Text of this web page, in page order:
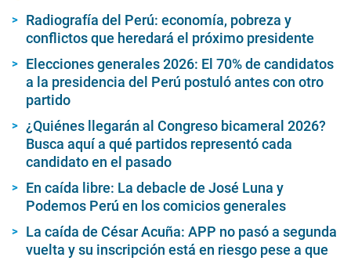
Radiografía del Perú: economía, pobreza y
conflictos que heredará el próximo presidente
Elecciones generales 2026: El 70% de candidatos
a la presidencia del Perú postuló antes con otro
partido
¿Quiénes llegarán al Congreso bicameral 2026?
Busca aquí a qué partidos representó cada
candidato en el pasado
En caída libre: La debacle de José Luna y
Podemos Perú en los comicios generales
La caída de César Acuña: APP no pasó a segunda
vuelta y su inscripción está en riesgo pese a que